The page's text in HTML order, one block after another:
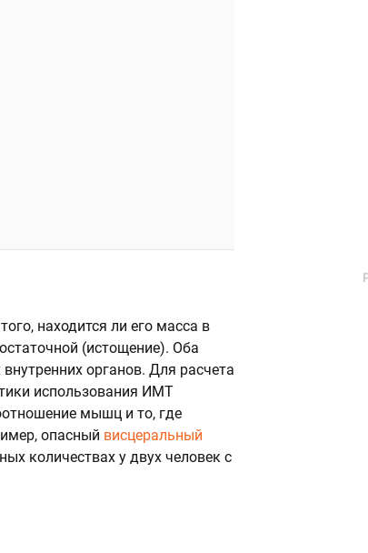
находится ли его масса в
(истощение). Оба
органов. Для расчета
использования ИМТ
мышц и то, где
опасный висцеральный
количествах у двух человек с